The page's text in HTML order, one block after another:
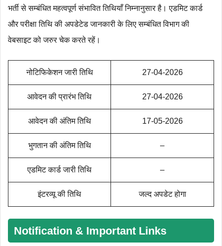
भर्ती से सम्बंधित महत्वपूर्ण संभावित तिथियाँ निम्नानुसार है। एडमिट कार्ड
और परीक्षा तिथि की अपडेटेड जानकारी के लिए सम्बंधित विभाग की
वेबसाइट को जरुर चेक करते रहें।
नोटिफिकेशन जारी तिथि 27-04-2026
आवेदन की प्रारंभ तिथि 27-04-2026
आवेदन की अंतिम तिथि 17-05-2026
भुगतान की अंतिम तिथि –
एडमिट कार्ड जारी तिथि –
इंटरव्यू की तिथि जल्द अपडेट होगा
Notification & Important Links